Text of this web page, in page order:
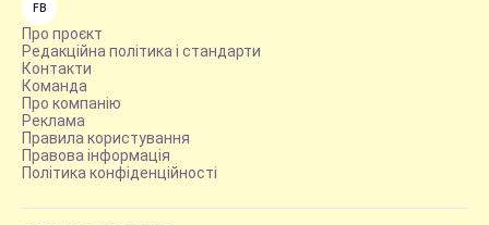
FB
Про проєкт
Редакційна політика і стандарти
Контакти
Команда
Про компанію
Реклама
Правила користування
Правова інформація
Політика конфіденційності